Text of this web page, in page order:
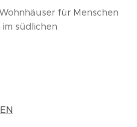
für Menschen
südlichen